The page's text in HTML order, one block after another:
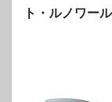
ト・ルノワール